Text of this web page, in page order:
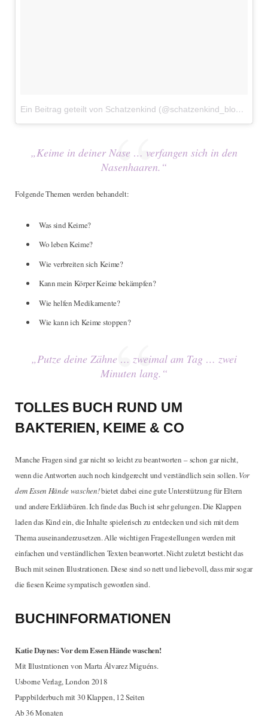
Ein Beitrag geteilt von Schatzenkind (@schatzenkind_blog)
„Keime in deiner Nase … verfangen sich in den
Nasenhaaren.“
Folgende Themen werden behandelt:
Was sind Keime?
Wo leben Keime?
Wie verbreiten sich Keime?
Kann mein Körper Keime bekämpfen?
Wie helfen Medikamente?
Wie kann ich Keime stoppen?
„Putze deine Zähne … zweimal am Tag … zwei
Minuten lang.“
TOLLES BUCH RUND UM
BAKTERIEN, KEIME & CO
Manche Fragen sind gar nicht so leicht zu beantworten – schon gar nicht,
wenn die Antworten auch noch kindgerecht und verständlich sein sollen.Vor
dem Essen Hände waschen!bietet dabei eine gute Unterstützung für Eltern
und andere Erklärbären. Ich finde das Buch ist sehr gelungen. Die Klappen
laden das Kind ein, die Inhalte spielerisch zu entdecken und sich mit dem
Thema auseinanderzusetzen. Alle wichtigen Fragestellungen werden mit
einfachen und verständlichen Texten beanwortet. Nicht zuletzt besticht das
Buch mit seinen Illustrationen. Diese sind so nett und liebevoll, dass mir sogar
die fiesen Keime sympatisch geworden sind.
BUCHINFORMATIONEN
Katie Daynes: Vor dem Essen Hände waschen!
Mit Illustrationen von Marta Álvarez Miguéns.
Usborne Verlag, London 2018
Pappbilderbuch mit 30 Klappen, 12 Seiten
Ab 36 Monaten